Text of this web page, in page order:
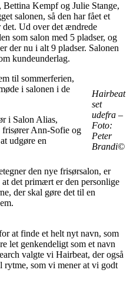
Kempf og Julie Stange,
salonen, så den har fået et
det. Ud over det ændrede
som salon med 5 pladser, og
der nu i alt 9 pladser. Salonen
kundeunderlag.
Hairbeat
set
udefra –
Foto:
Peter
Brandi©
til sommerferien,
i salonen i de
i Salon Alias,
frisører Ann-Sofie og
udgøre en
den nye frisørsalon, er
at det primært er den personlige
der skal gøre det til en
at finde et helt nyt navn, som
let genkendeligt som et navn
valgte vi Hairbeat, der også
rytme, som vi mener at vi godt